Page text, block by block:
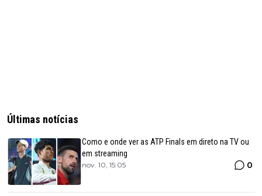
Últimas notícias
Como e onde ver as ATP Finals em direto na TV ou
em streaming
nov. 10, 15:05 0